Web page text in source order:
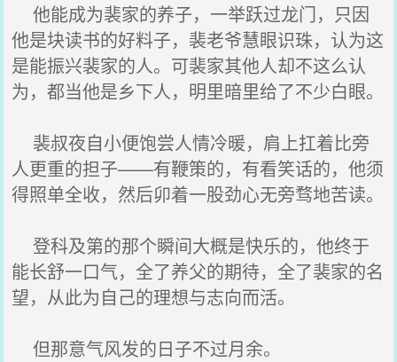
他能成为裴家的养子，一举跃过龙门，只因
他是块读书的好料子，裴老爷慧眼识珠，认为这
是能振兴裴家的人。可裴家其他人却不这么认
为，都当他是乡下人，明里暗里给了不少白眼。
裴叔夜自小便饱尝人情冷暖，肩上扛着比旁
人更重的担子——有鞭策的，有看笑话的，他须
得照单全收，然后卯着一股劲心无旁骛地苦读。
登科及第的那个瞬间大概是快乐的，他终于
能长舒一口气，全了养父的期待，全了裴家的名
望，从此为自己的理想与志向而活。
但那意气风发的日子不过月余。